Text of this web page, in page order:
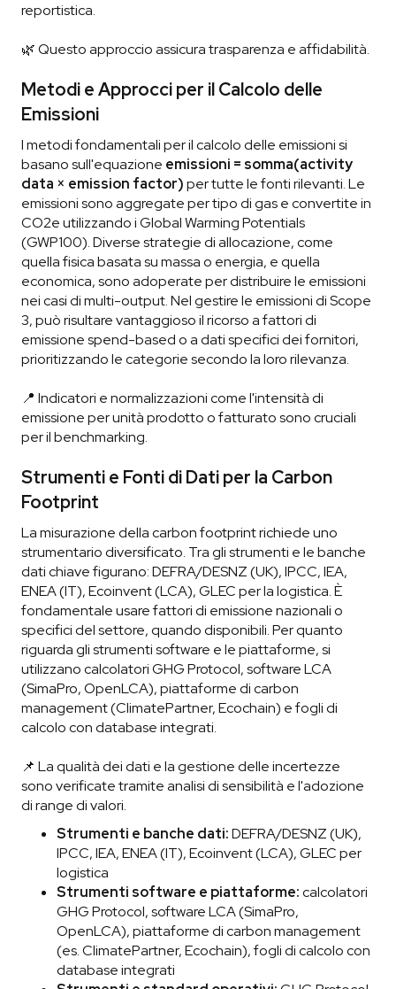
reportistica.
🌿 Questo approccio assicura trasparenza e affidabilità.
Metodi e Approcci per il Calcolo delle
Emissioni
I metodi fondamentali per il calcolo delle emissioni si
basano sull'equazione emissioni = somma(activity
data × emission factor)per tutte le fonti rilevanti. Le
emissioni sono aggregate per tipo di gas e convertite in
CO2e utilizzando i Global Warming Potentials
(GWP100). Diverse strategie di allocazione, come
quella fisica basata su massa o energia, e quella
economica, sono adoperate per distribuire le emissioni
nei casi di multi-output. Nel gestire le emissioni di Scope
3, può risultare vantaggioso il ricorso a fattori di
emissione spend-based o a dati specifici dei fornitori,
prioritizzando le categorie secondo la loro rilevanza.
📍 Indicatori e normalizzazioni come l'intensità di
emissione per unità prodotto o fatturato sono cruciali
per il benchmarking.
Strumenti e Fonti di Dati per la Carbon
Footprint
La misurazione della carbon footprint richiede uno
strumentario diversificato. Tra gli strumenti e le banche
dati chiave figurano: DEFRA/DESNZ (UK), IPCC, IEA,
ENEA (IT), Ecoinvent (LCA), GLEC per la logistica. È
fondamentale usare fattori di emissione nazionali o
specifici del settore, quando disponibili. Per quanto
riguarda gli strumenti software e le piattaforme, si
utilizzano calcolatori GHG Protocol, software LCA
(SimaPro, OpenLCA), piattaforme di carbon
management (ClimatePartner, Ecochain) e fogli di
calcolo con database integrati.
📌 La qualità dei dati e la gestione delle incertezze
sono verificate tramite analisi di sensibilità e l'adozione
di range di valori.
Strumenti e banche dati:DEFRA/DESNZ (UK),
IPCC, IEA, ENEA (IT), Ecoinvent (LCA), GLEC per
logistica
Strumenti software e piattaforme:calcolatori
GHG Protocol, software LCA (SimaPro,
OpenLCA), piattaforme di carbon management
(es. ClimatePartner, Ecochain), fogli di calcolo con
database integrati